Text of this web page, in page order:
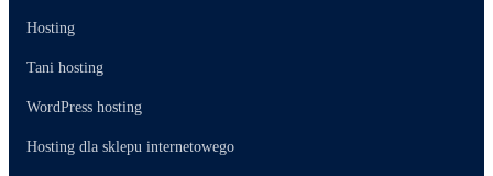
Hosting
Tani hosting
WordPress hosting
Hosting dla sklepu internetowego